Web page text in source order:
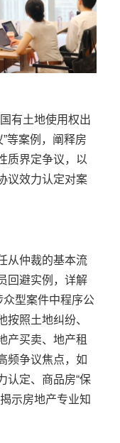
有土地使用权出
等案例，阐释房
质界定争议，以
议效力认定对案
从仲裁的基本流
回避实例，详解
众型案件中程序公
照土地纠纷、
产买卖、地产租
频争议焦点，如
认定、商品房“保
示房地产专业知